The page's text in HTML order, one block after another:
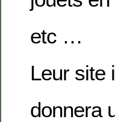
etc …
Leur site
donnera